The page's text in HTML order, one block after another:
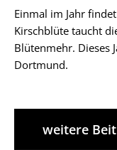
Einmal im Jahr
Kirschblüte taucht
Blütenmehr. Dieses
Dortmund.
weitere